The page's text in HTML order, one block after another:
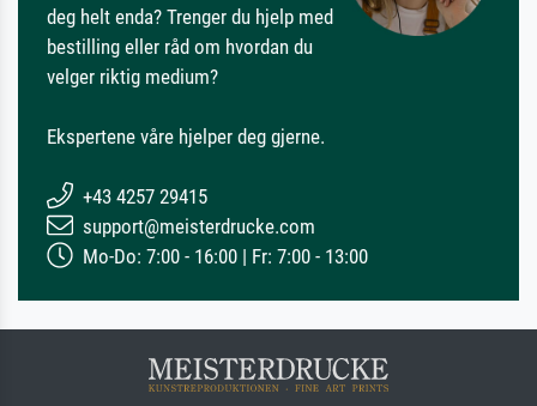
deg helt enda? Trenger du hjelp med
bestilling eller råd om hvordan du
velger riktig medium?
Ekspertene våre hjelper deg gjerne.
+43 4257 29415
support@meisterdrucke.com
Mo-Do: 7:00 - 16:00 | Fr: 7:00 - 13:00